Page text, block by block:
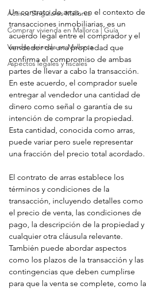
Activos Singulares Mallorca
Comprar vivienda en Mallorca | Guía
Vender vivienda en Mallorca
Aspectos legales y fiscales
Un contrato de arras, en el contexto de
transacciones inmobiliarias, es un
acuerdo legal entre el comprador y el
vendedor de una propiedad que
confirma el compromiso de ambas
partes de llevar a cabo la transacción.
En este acuerdo, el comprador suele
entregar al vendedor una cantidad de
dinero como señal o garantía de su
intención de comprar la propiedad.
Esta cantidad, conocida como arras,
puede variar pero suele representar
una fracción del precio total acordado.
El contrato de arras establece los
términos y condiciones de la
transacción, incluyendo detalles como
el precio de venta, las condiciones de
pago, la descripción de la propiedad y
cualquier otra cláusula relevante.
También puede abordar aspectos
como los plazos de la transacción y las
contingencias que deben cumplirse
para que la venta se complete, como la